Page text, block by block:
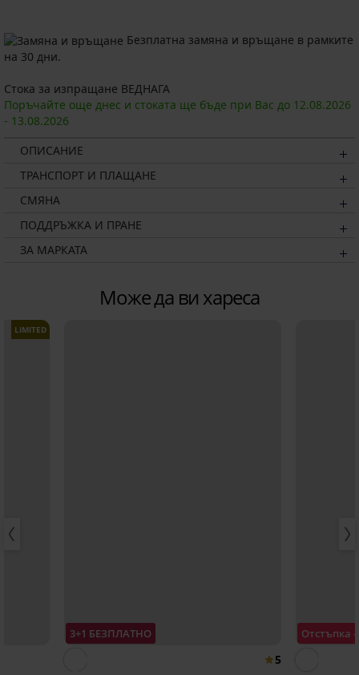
Безплатна замяна и връщане в рамките
на 30 дни.
Стока за изпращане ВЕДНАГА
Поръчайте още днес и стоката ще бъде при Вас до 12.08.2026
- 13.08.2026
ОПИСАНИЕ
ТРАНСПОРТ И ПЛАЩАНЕ
СМЯНА
ПОДДРЪЖКА И ПРАНЕ
ЗА МАРКАТА
Може да ви хареса
LIMITED
3+1 БЕЗПЛАТНО
5
Отстъпка -